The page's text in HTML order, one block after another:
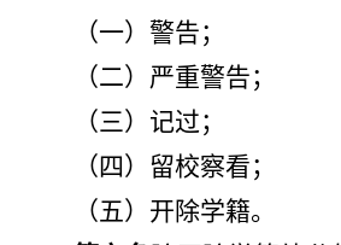
（一）警告；
（二）严重警告；
（三）记过；
（四）留校察看；
（五）开除学籍。